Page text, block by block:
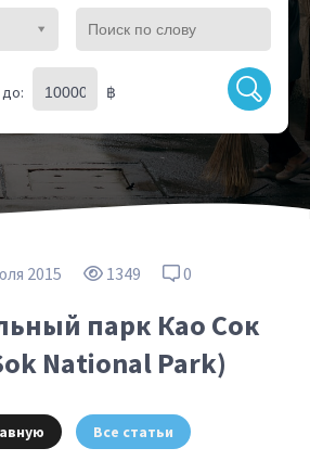
до: ฿
2015 1349 0
парк Као Сок
National Park)
Все статьи